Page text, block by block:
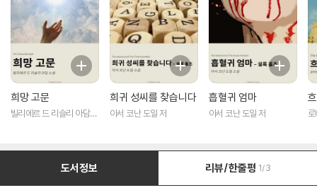
희망 고문
빌리에르 드 리슬리 아담
희귀 성씨를 찾습니다
아서 코난 도일 저
흡혈귀 엄마
아서 코난 도일 저
도서정보 리뷰/한줄평 1/3